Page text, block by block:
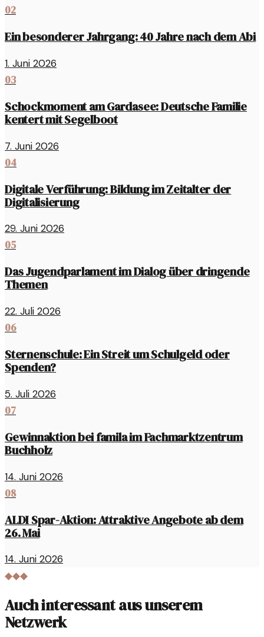
02
Ein besonderer Jahrgang: 40 Jahre nach dem Abi
1. Juni 2026
03
Schockmoment am Gardasee: Deutsche Familie
kentert mit Segelboot
7. Juni 2026
04
Digitale Verführung: Bildung im Zeitalter der
Digitalisierung
29. Juni 2026
05
Das Jugendparlament im Dialog über dringende
Themen
22. Juli 2026
06
Sternenschule: Ein Streit um Schulgeld oder
Spenden?
5. Juli 2026
07
Gewinnaktion bei famila im Fachmarktzentrum
Buchholz
14. Juni 2026
08
ALDI Spar-Aktion: Attraktive Angebote ab dem
26. Mai
14. Juni 2026
◆◆◆
Auch interessant aus unserem
Netzwerk